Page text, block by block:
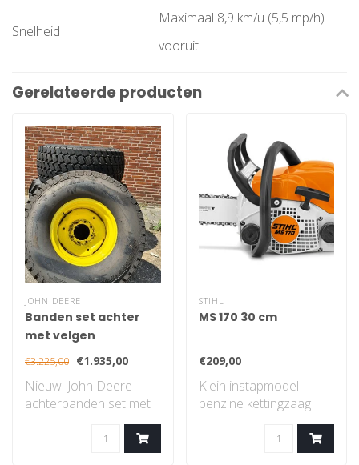
Snelheid
Maximaal 8,9 km/u (5,5 mp/h)
vooruit
Gerelateerde producten
JOHN DEERE
Banden set achter
met velgen
€3.225,00 €1.935,00
Nieuw: John Deere
achterbanden set met
velgen, gazon profiel..
STIHL
MS 170 30 cm
€209,00
Klein instapmodel
benzine kettingzaag
met STIHL 2-MIX-